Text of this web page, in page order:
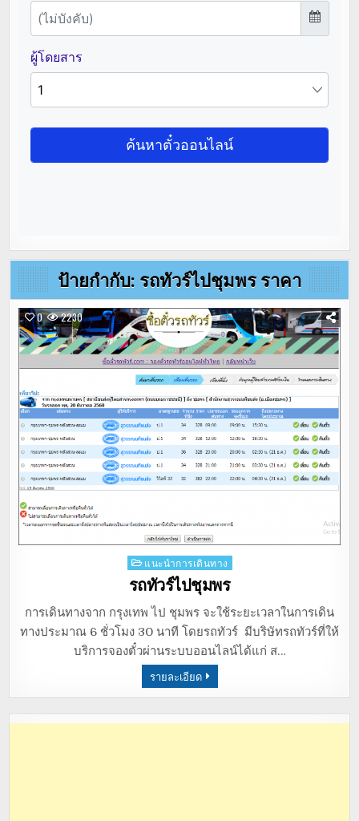
ป้ายกำกับ: รถทัวร์ไปชุมพร ราคา
0 2230
Posted
in
แนะนำการเดินทาง
รถทัวร์ไปชุมพร
การเดินทางจาก กรุงเทพ ไป ชุมพร จะใช้ระยะเวลาในการเดิน
ทางประมาณ 6 ชั่วโมง 30 นาที โดยรถทัวร์ มีบริษัทรถทัวร์ที่ให้
บริการจองตั๋วผ่านระบบออนไลน์ได้แก่ ส…
รายละเอียด